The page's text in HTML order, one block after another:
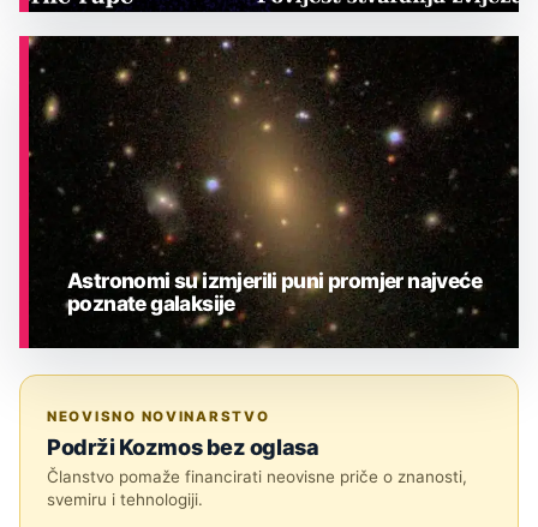
ASTRONOMIJA
Astronomi su izmjerili puni promjer najveće
poznate galaksije
NEOVISNO NOVINARSTVO
Podrži Kozmos bez oglasa
Članstvo pomaže financirati neovisne priče o znanosti,
svemiru i tehnologiji.